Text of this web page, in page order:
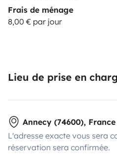
Frais de ménage
8,00 € par jour
Lieu de prise en
Annecy (74600), France
L'adresse exacte vous sera
réservation sera confirmée.